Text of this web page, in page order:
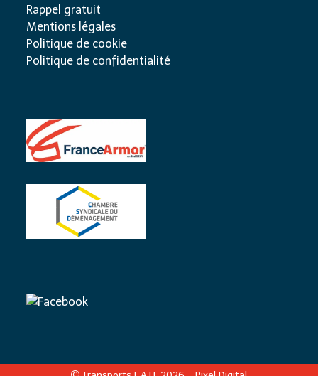
Rappel gratuit
Mentions légales
Politique de cookie
Politique de confidentialité